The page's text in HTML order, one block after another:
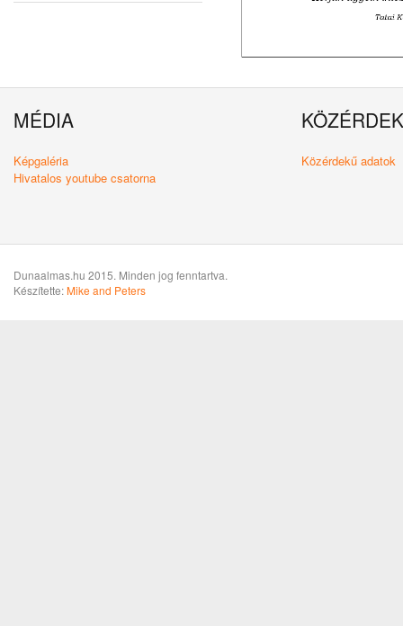
MÉDIA
Képgaléria
Hivatalos youtube csatorna
Közérdekű adatok
Dunaalmas.hu 2015. Minden jog fenntartva.
Készítette:Mike and Peters